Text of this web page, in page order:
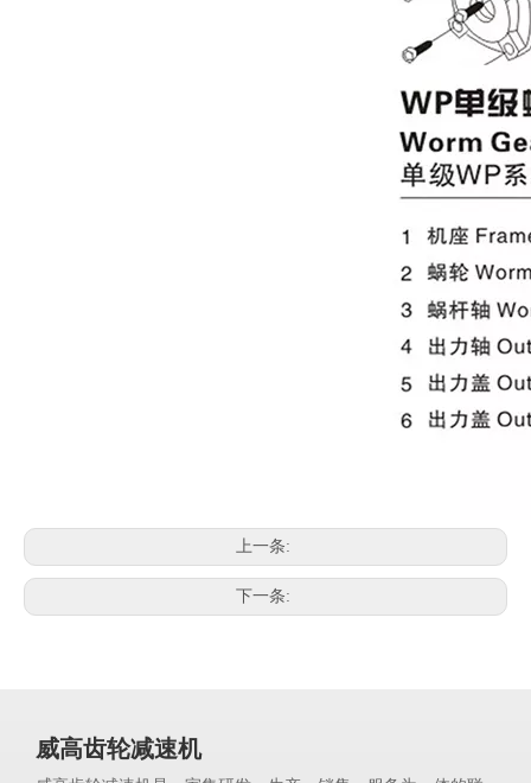
上一条:
下一条:
威高齿轮减速机